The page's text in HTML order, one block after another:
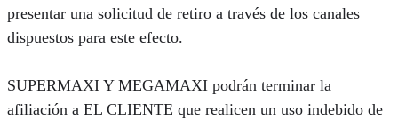
presentar una solicitud de retiro a través de los canales
dispuestos para este efecto.
SUPERMAXI Y MEGAMAXI podrán terminar la
afiliación a EL CLIENTE que realicen un uso indebido de